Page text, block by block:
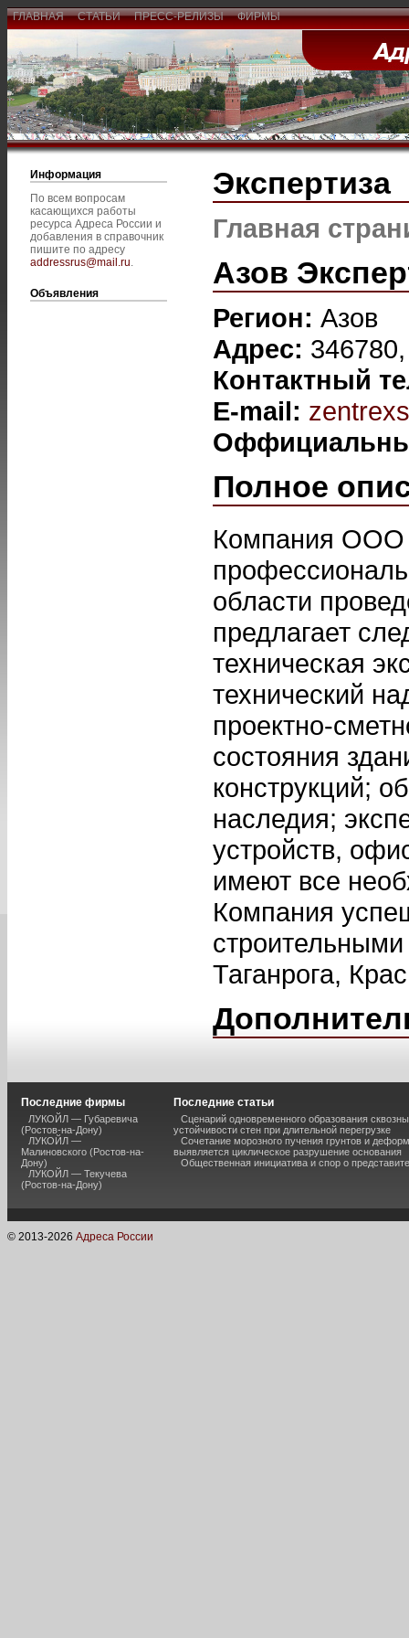
ГЛАВНАЯ СТАТЬИ ПРЕСС-РЕЛИЗЫ ФИРМЫ
Информация
По всем вопросам
касающихся работы
ресурса Адреса России и
добавления в справочник
пишите по адресу
addressrus@mail.ru.
Объявления
Экспертиза
Главная
Азов
Регион: Азов
Адрес:
Контактный
E-mail:
Полное
Компания ООО
области
предлагает
техническая
технический
проектно-
состояния
конструкций;
наследия;
устройств,
имеют все
Компания
Таганрога,
Последние фирмы
ЛУКОЙЛ — Губаревича
(Ростов-на-Дону)
ЛУКОЙЛ —
Малиновского (Ростов-на-
Дону)
ЛУКОЙЛ — Текучева
(Ростов-на-Дону)
Последние статьи
Сценарий одновременного образования
устойчивости стен при длительной перегрузке
Сочетание морозного пучения грунтов и
выявляется циклическое разрушение основания
Общественная инициатива и спор о
© 2013-2026 Адреса России